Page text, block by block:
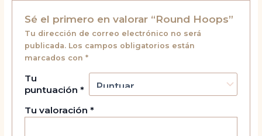
Sé el primero en valorar “Round Hoops”
Tu dirección de correo electrónico no será
publicada. Los campos obligatorios están
marcados con *
Tu
puntuación *
Tu valoración *